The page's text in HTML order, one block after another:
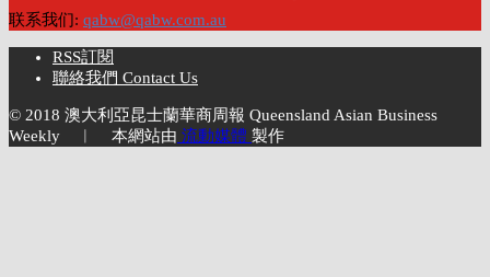
联系我们: qabw@qabw.com.au
RSS訂閱
聯絡我們 Contact Us
© 2018 澳大利亞昆士蘭華商周報 Queensland Asian Business
Weekly ︱ 本網站由 流動媒體 製作